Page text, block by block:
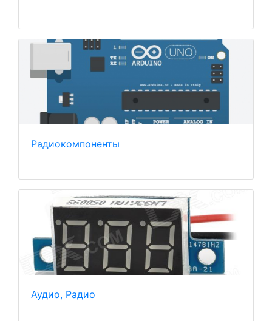
Радиокомпоненты
Аудио, Радио